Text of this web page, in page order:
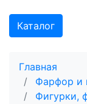
Каталог
Главная
Фарфор и
Фигурки,